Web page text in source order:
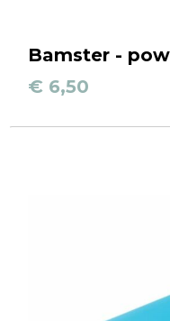
Bamster -
€ 6,50